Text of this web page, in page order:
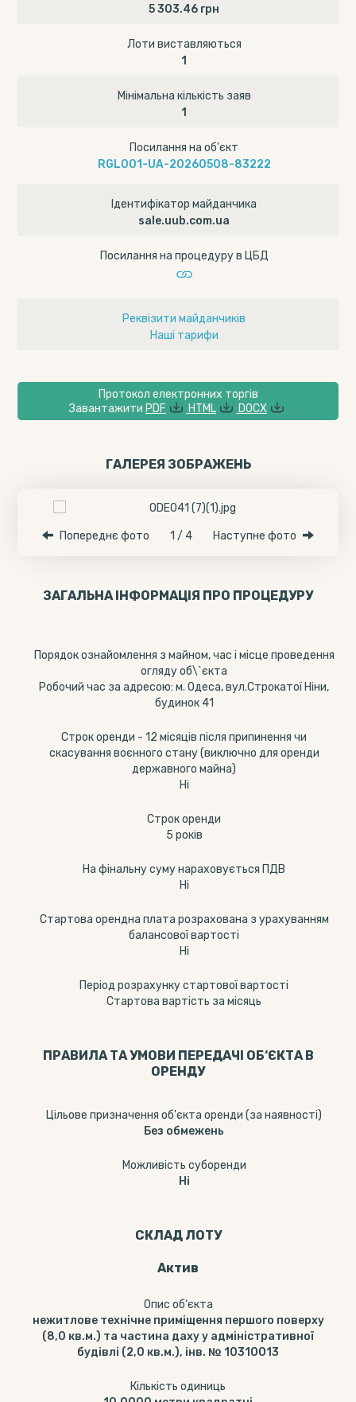
5 303.46 грн
Лоти виставляються
1
Мінімальна кількість заяв
1
Посилання на об'єкт
RGL001-UA-20260508-83222
Ідентифікатор майданчика
sale.uub.com.ua
Посилання на процедуру в ЦБД
Реквізити майданчиків
Наші тарифи
Протокол електронних торгів
Завантажити PDF HTML DOCX
ГАЛЕРЕЯ ЗОБРАЖЕНЬ
Попереднє фото 1 / 4 Наступне фото
ЗАГАЛЬНА ІНФОРМАЦІЯ ПРО ПРОЦЕДУРУ
Порядок ознайомлення з майном, час і місце проведення
огляду об\`єкта
Робочий час за адресою: м. Одеса, вул.Строкатої Ніни,
будинок 41
Строк оренди - 12 місяців після припинення чи
скасування воєнного стану (виключно для оренди
державного майна)
Ні
Строк оренди
5 років
На фінальну суму нараховується ПДВ
Ні
Стартова орендна плата розрахована з урахуванням
балансової вартості
Ні
Період розрахунку стартової вартості
Стартова вартість за місяць
ПРАВИЛА ТА УМОВИ ПЕРЕДАЧІ ОБ‘ЄКТА В
ОРЕНДУ
Цільове призначення об'єкта оренди (за наявності)
Без обмежень
Можливість суборенди
Ні
СКЛАД ЛОТУ
Актив
Опис об‘єкта
нежитлове технічне приміщення першого поверху
(8,0 кв.м.) та частина даху у адміністративної
будівлі (2,0 кв.м.), інв. № 10310013
Кількість одиниць